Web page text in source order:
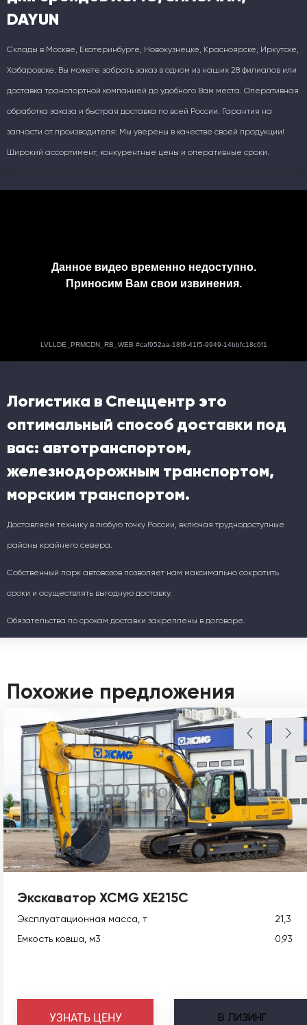
DAYUN
Склады в Москве, Екатеринбурге, Новокузнецке, Красноярске, Иркутске,
Хабаровске. Вы можете забрать заказ в одном из наших 28 филиалов или
доставка транспортной компанией до удобного Вам места. Оперативная
обработка заказа и быстрая доставка по всей России. Гарантия на
запчасти от производителя: Мы уверены в качестве своей продукции!
Широкий ассортимент, конкурентные цены и оперативные сроки.
Логистика в Спеццентр это
оптимальный способ доставки под
вас: автотранспортом,
железнодорожным транспортом,
морским транспортом.
Доставляем технику в любую точку России, включая труднодоступные
районы крайнего севера.
Собственный парк автовозов позволяет нам максимально сократить
сроки и осуществлять выгодную доставку.
Обязательства по срокам доставки закреплены в договоре.
Похожие предложения
Экскаватор XCMG XE215C
Эксплуатационная масса, т
21,3
Емкость ковша, м3
0,93
В ЛИЗИНГ
УЗНАТЬ ЦЕНУ